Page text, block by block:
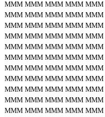
MMM MMM MMM MMM MMM
MMM MMM MMM MMM MMM
MMM MMM MMM MMM MMM
MMM MMM MMM MMM MMM
MMM MMM MMM MMM MMM
MMM MMM MMM MMM MMM
MMM MMM MMM MMM MMM
MMM MMM MMM MMM MMM
MMM MMM MMM MMM MMM
MMM MMM MMM MMM MMM
MMM MMM MMM MMM MMM